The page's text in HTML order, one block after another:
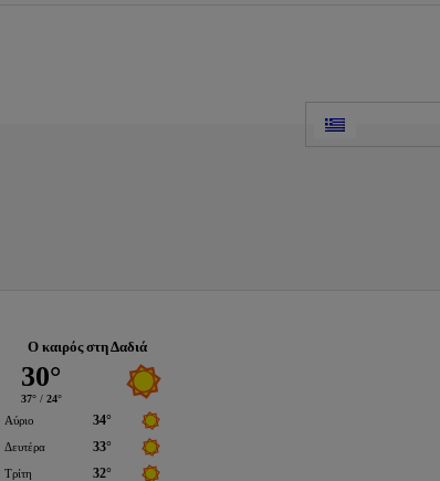
Ο καιρός στη Δαδιά